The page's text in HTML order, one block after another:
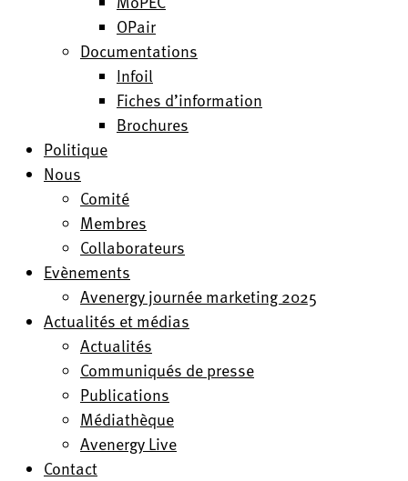
OPair
Documentations
Infoil
Fiches d’information
Brochures
Politique
Nous
Comité
Membres
Collaborateurs
Evènements
Avenergy journée marketing 2025
Actualités et médias
Actualités
Communiqués de presse
Publications
Médiathèque
Avenergy Live
Contact